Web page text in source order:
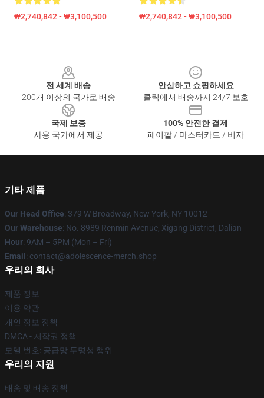
₩2,740,842 - ₩3,100,500 ₩2,740,842 - ₩3,100,500
전 세계 배송
200개 이상의 국가로 배송
안심하고 쇼핑하세요
클릭에서 배송까지 24/7 보호
국제 보증
사용 국가에서 제공
100% 안전한 결제
페이팔 / 마스터카드 / 비자
기타 제품
Our Head Office: 379 W Broadway, New York, NY 10012
Our Warehouse: No. 8989 Renmin Avenue, Xigang District, Dalian
Hour: 9AM – 5PM (Mon – Fri)
Email : contact@adolescence-merch.shop
우리의 회사
제품 정보
이용 약관
개인 정보 정책
DMCA - 저작권 정책
모델 번호: 공급망 투명성 행위
우리의 지원
배송 및 배송 정책